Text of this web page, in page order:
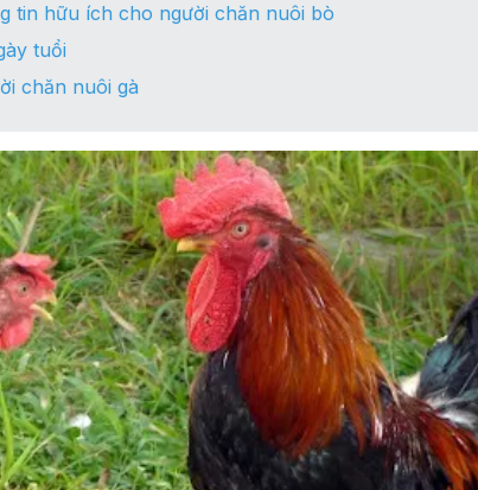
tin hữu ích cho người chăn nuôi bò
tuổi
chăn nuôi gà